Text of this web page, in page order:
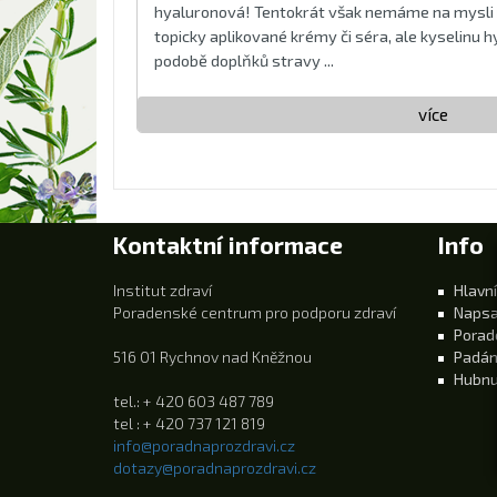
hyaluronová! Tentokrát však nemáme na mysli
topicky aplikované krémy či séra, ale kyselinu
podobě doplňků stravy ...
více
Kontaktní informace
Institut zdraví
Poradenské centrum pro podporu zdraví
516 01 Rychnov nad Kněžnou
tel.: + 420 603 487 789
tel : + 420 737 121 819
info@poradnaprozdravi.cz
dotazy@poradnaprozdravi.cz
Info